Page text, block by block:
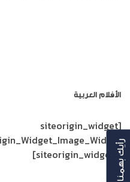
الأفلام العربية
[siteorigin_widget
[/siteorigin_widget]
رأيك بهمنا